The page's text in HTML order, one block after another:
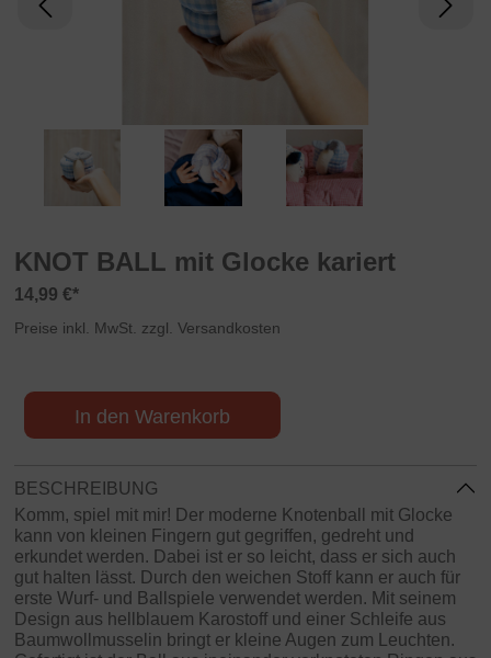
KNOT BALL mit Glocke kariert
14,99 €*
Preise inkl. MwSt. zzgl. Versandkosten
In den Warenkorb
BESCHREIBUNG
Komm, spiel mit mir! Der moderne Knotenball mit Glocke
kann von kleinen Fingern gut gegriffen, gedreht und
erkundet werden. Dabei ist er so leicht, dass er sich auch
gut halten lässt. Durch den weichen Stoff kann er auch für
erste Wurf- und Ballspiele verwendet werden. Mit seinem
Design aus hellblauem Karostoff und einer Schleife aus
Baumwollmusselin bringt er kleine Augen zum Leuchten.